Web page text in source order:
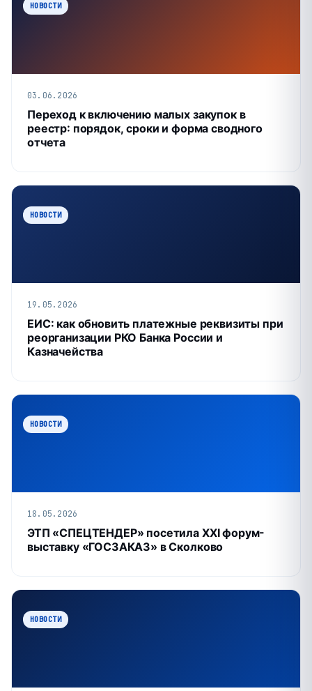
НОВОСТИ
03.06.2026
Переход к включению малых закупок в
реестр: порядок, сроки и форма сводного
отчета
НОВОСТИ
19.05.2026
ЕИС: как обновить платежные реквизиты при
реорганизации РКО Банка России и
Казначейства
НОВОСТИ
18.05.2026
ЭТП «СПЕЦТЕНДЕР» посетила XXI форум-
выставку «ГОСЗАКАЗ» в Сколково
НОВОСТИ